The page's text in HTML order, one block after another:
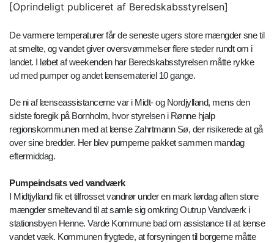
[Oprindeligt publiceret af Beredskabsstyrelsen]
De varmere temperaturer får de seneste ugers store mængder sne til
at smelte, og vandet giver oversvømmelser flere steder rundt om i
landet. I løbet af weekenden har Beredskabsstyrelsen måtte rykke
ud med pumper og andet lænsemateriel 10 gange.
De ni af lænseassistancerne var i Midt- og Nordjylland, mens den
sidste foregik på Bornholm, hvor styrelsen i Rønne hjalp
regionskommunen med at lænse Zahrtmann Sø, der risikerede at gå
over sine bredder. Her blev pumperne pakket sammen mandag
eftermiddag.
Pumpeindsats ved vandværk
I Midtjylland fik et tilfrosset vandrør under en mark lørdag aften store
mængder smeltevand til at samle sig omkring Outrup Vandværk i
stationsbyen Henne. Varde Kommune bad om assistance til at lænse
vandet væk. Kommunen frygtede, at forsyningen til borgerne måtte